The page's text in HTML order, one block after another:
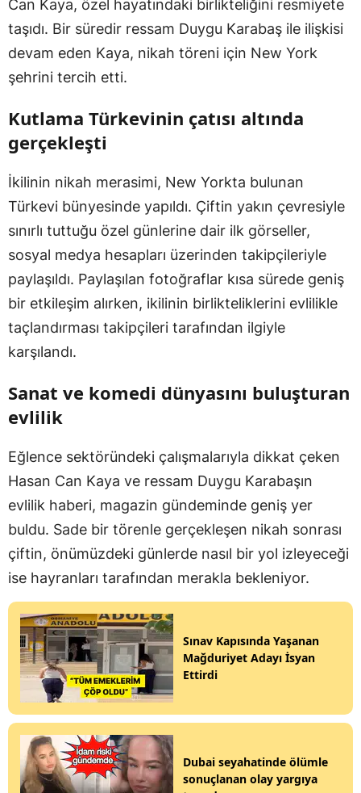
Can Kaya, özel hayatındaki birlikteliğini resmiyete
taşıdı. Bir süredir ressam Duygu Karabaş ile ilişkisi
devam eden Kaya, nikah töreni için New York
şehrini tercih etti.
Kutlama Türkevinin çatısı altında
gerçekleşti
İkilinin nikah merasimi, New Yorkta bulunan
Türkevi bünyesinde yapıldı. Çiftin yakın çevresiyle
sınırlı tuttuğu özel günlerine dair ilk görseller,
sosyal medya hesapları üzerinden takipçileriyle
paylaşıldı. Paylaşılan fotoğraflar kısa sürede geniş
bir etkileşim alırken, ikilinin birlikteliklerini evlilikle
taçlandırması takipçileri tarafından ilgiyle
karşılandı.
Sanat ve komedi dünyasını buluşturan
evlilik
Eğlence sektöründeki çalışmalarıyla dikkat çeken
Hasan Can Kaya ve ressam Duygu Karabaşın
evlilik haberi, magazin gündeminde geniş yer
buldu. Sade bir törenle gerçekleşen nikah sonrası
çiftin, önümüzdeki günlerde nasıl bir yol izleyeceği
ise hayranları tarafından merakla bekleniyor.
Sınav Kapısında Yaşanan
Mağduriyet Adayı İsyan
Ettirdi
Dubai seyahatinde ölümle
sonuçlanan olay yargıya